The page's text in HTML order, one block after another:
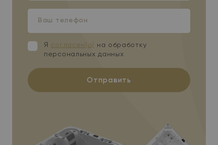
Ваш
телефон
Я согласен(а) на обработку
персональных данных
Отправить